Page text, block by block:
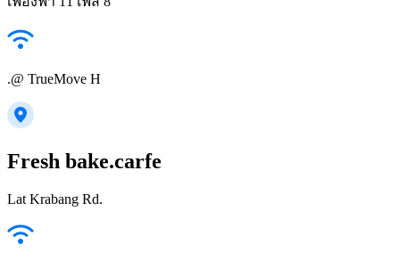
.@ TrueMove H
Fresh bake.carfe
Lat Krabang Rd.